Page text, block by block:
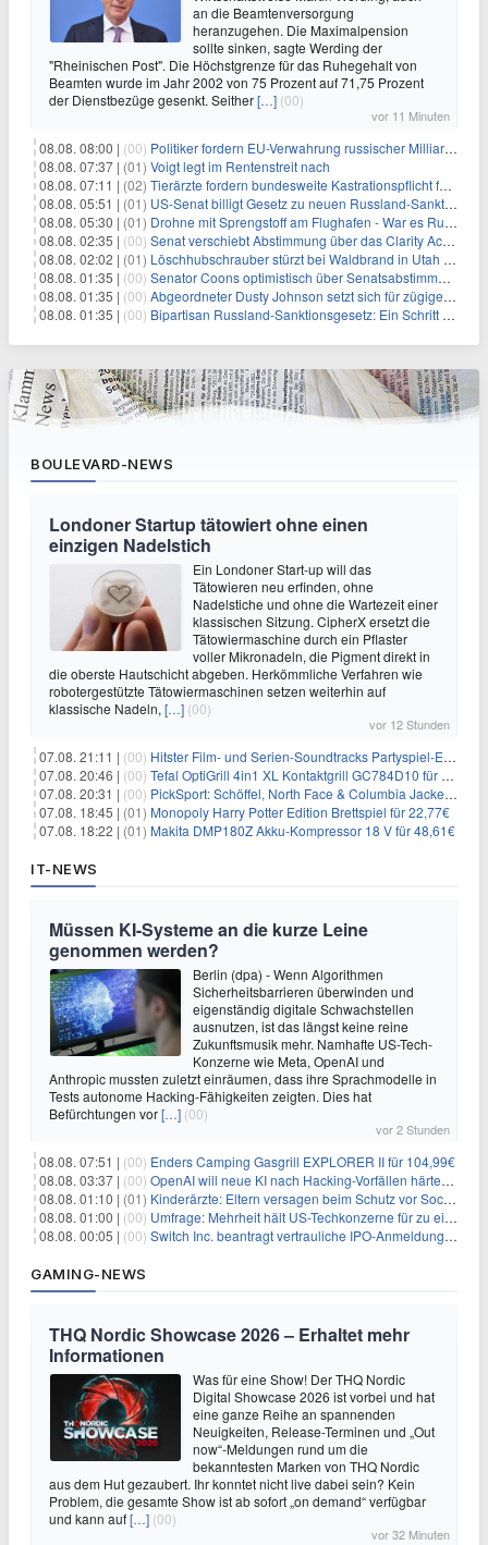
an die Beamtenversorgung
heranzugehen. Die Maximalpension
sollte sinken, sagte Werding der
"Rheinischen Post". Die Höchstgrenze für das Ruhegehalt von
Beamten wurde im Jahr 2002 von 75 Prozent auf 71,75 Prozent
der Dienstbezüge gesenkt. Seither[…] (00)
vor 11 Minuten
08.08. 08:00 | (00) Politiker fordern EU-Verwahrung russischer Milliarden
08.08. 07:37 | (01) Voigt legt im Rentenstreit nach
08.08. 07:11 | (02) Tierärzte fordern bundesweite Kastrationspflicht für Katzen
08.08. 05:51 | (01) US-Senat billigt Gesetz zu neuen Russland-Sanktionen
08.08. 05:30 | (01) Drohne mit Sprengstoff am Flughafen - War es Russland?
08.08. 02:35 | (00) Senat verschiebt Abstimmung über das Clarity Act: Auswirkungen auf Unternehmen und das Vertrauen der Investoren
08.08. 02:02 | (01) Löschhubschrauber stürzt bei Waldbrand in Utah ab
08.08. 01:35 | (00) Senator Coons optimistisch über Senatsabstimmungen angesichts von Finanzierungsbedenken
08.08. 01:35 | (00) Abgeordneter Dusty Johnson setzt sich für zügige Regierungsfinanzierung angesichts von Shutdown-Risiken ein
08.08. 01:35 | (00) Bipartisan Russland-Sanktionsgesetz: Ein Schritt in Richtung Energieunabhängigkeit
BOULEVARD-NEWS
Londoner Startup tätowiert ohne einen
einzigen Nadelstich
Ein Londoner Start-up will das
Tätowieren neu erfinden, ohne
Nadelstiche und ohne die Wartezeit einer
klassischen Sitzung. CipherX ersetzt die
Tätowiermaschine durch ein Pflaster
voller Mikronadeln, die Pigment direkt in
die oberste Hautschicht abgeben. Herkömmliche Verfahren wie
robotergestützte Tätowiermaschinen setzen weiterhin auf
klassische Nadeln, […] (00)
vor 12 Stunden
07.08. 21:11 | (00) Hitster Film- und Serien-Soundtracks Partyspiel-Erweiterung für 6,99€
07.08. 20:46 | (00) Tefal OptiGrill 4in1 XL Kontaktgrill GC784D10 für 239,99€
07.08. 20:31 | (00) PickSport: Schöffel, North Face & Columbia Jacken ab 39,60€
07.08. 18:45 | (01) Monopoly Harry Potter Edition Brettspiel für 22,77€
07.08. 18:22 | (01) Makita DMP180Z Akku-Kompressor 18 V für 48,61€
IT-NEWS
Müssen KI-Systeme an die kurze Leine
genommen werden?
Berlin (dpa) - Wenn Algorithmen
Sicherheitsbarrieren überwinden und
eigenständig digitale Schwachstellen
ausnutzen, ist das längst keine reine
Zukunftsmusik mehr. Namhafte US-Tech-
Konzerne wie Meta, OpenAI und
Anthropic mussten zuletzt einräumen, dass ihre Sprachmodelle in
Tests autonome Hacking-Fähigkeiten zeigten. Dies hat
Befürchtungen vor[…] (00)
vor 2 Stunden
08.08. 07:51 | (00) Enders Camping Gasgrill EXPLORER II für 104,99€
08.08. 03:37 | (00) OpenAI will neue KI nach Hacking-Vorfällen härter überwachen
08.08. 01:10 | (01) Kinderärzte: Eltern versagen beim Schutz vor Social Media
08.08. 01:00 | (00) Umfrage: Mehrheit hält US-Techkonzerne für zu einflussreich
08.08. 00:05 | (00) Switch Inc. beantragt vertrauliche IPO-Anmeldung im Zuge des AI-Booms
GAMING-NEWS
THQ Nordic Showcase 2026 – Erhaltet mehr
Informationen
Was für eine Show! Der THQ Nordic
Digital Showcase 2026 ist vorbei und hat
eine ganze Reihe an spannenden
Neuigkeiten, Release-Terminen und „Out
now“-Meldungen rund um die
bekanntesten Marken von THQ Nordic
aus dem Hut gezaubert. Ihr konntet nicht live dabei sein? Kein
Problem, die gesamte Show ist ab sofort „on demand“ verfügbar
und kann auf[…] (00)
vor 32 Minuten